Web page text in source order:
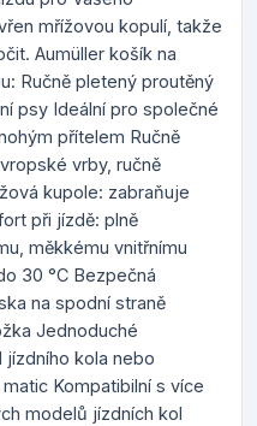
mřížovou kopulí, takže
Aumüller košík na
Ručně pletený proutěný
psy Ideální pro společné
přítelem Ručně
vrby, ručně
kupole: zabraňuje
při jízdě: plně
měkkému vnitřnímu
30 °C Bezpečná
na spodní straně
Jednoduché
jízdního kola nebo
Kompatibilní s více
modelů jízdních kol